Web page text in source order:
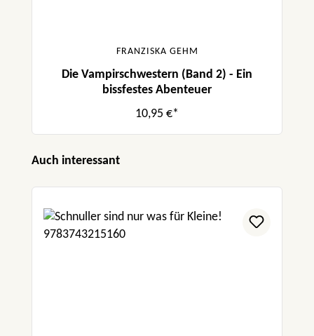
FRANZISKA GEHM
Die Vampirschwestern (Band 2) - Ein
bissfestes Abenteuer
10,95 €*
Produktgalerie überspringen
Auch interessant